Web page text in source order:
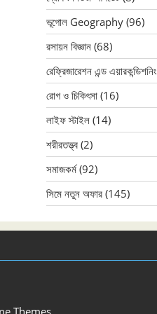
ভূগোল Geography (96)
রসায়ন বিজ্ঞান (68)
রেফ্রিজারেশন এন্ড এয়ারকন্ডিশনিং
রোগ ও চিকিৎসা (16)
লাইফ স্টাইল (14)
শরীরতত্ত্ব (2)
সমাজকর্ম(92)
সিমে নতুন ‍অফার (145)
Themes